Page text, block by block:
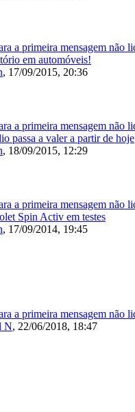
em automóveis!
, 17/09/2015, 20:36
passa a valer a partir de hoje
, 18/09/2015, 12:29
Spin Activ em testes
, 17/09/2014, 19:45
N, 22/06/2018, 18:47